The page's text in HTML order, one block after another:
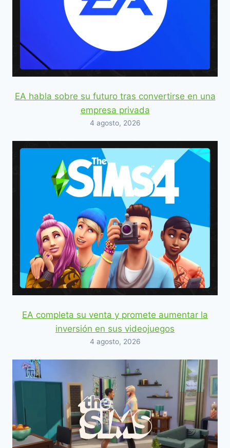
EA habla sobre su futuro tras convertirse en una
empresa privada
4 agosto, 2026
EA completa su venta y promete aumentar la
inversión en sus videojuegos
4 agosto, 2026